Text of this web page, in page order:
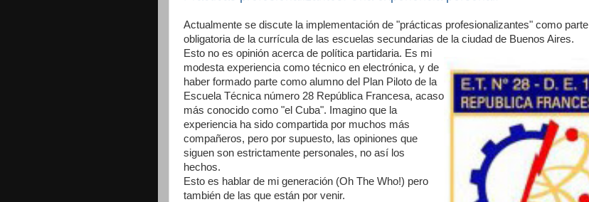
Actualmente se discute la implementación de "prácticas profesionalizantes" como parte
obligatoria de la currícula de las escuelas secundarias de la ciudad de Buenos Aires.
Esto no es opinión acerca de política partidaria. Es mi
modesta experiencia como técnico en electrónica, y de
haber formado parte como alumno del Plan Piloto de la
Escuela Técnica número 28 República Francesa, acaso
más conocido como "el Cuba". Imagino que la
experiencia ha sido compartida por muchos más
compañeros, pero por supuesto, las opiniones que
siguen son estrictamente personales, no así los
hechos.
Esto es hablar de mi generación (Oh The Who!) pero
también de las que están por venir.